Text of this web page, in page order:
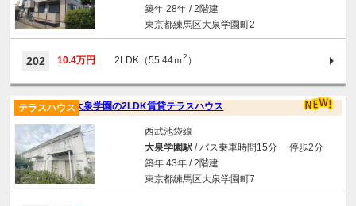
築年 28年 / 2階建
東京都練馬区大泉学園町2
202 10.4万円 2LDK（55.44ｍ2 ）
大泉学園の2LDK賃貸テラスハウス
テラスハウス
西武池袋線
大泉学園駅/ バス乗車時間15分 停歩2分
築年 43年 / 2階建
東京都練馬区大泉学園町7